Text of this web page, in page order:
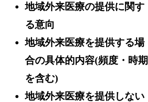
地域外来医療の提供に関す
る意向
地域外来医療を提供する場
合の具体的内容(頻度・時期
を含む)
地域外来医療を提供しない